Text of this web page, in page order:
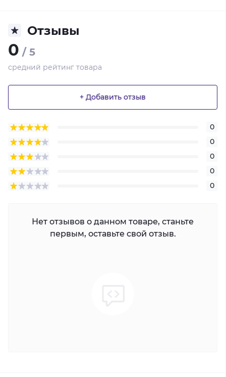
Отзывы
0 / 5
средний рейтинг товара
+ Добавить отзыв
0
0
0
0
0
Нет отзывов о данном товаре, станьте
первым, оставьте свой отзыв.